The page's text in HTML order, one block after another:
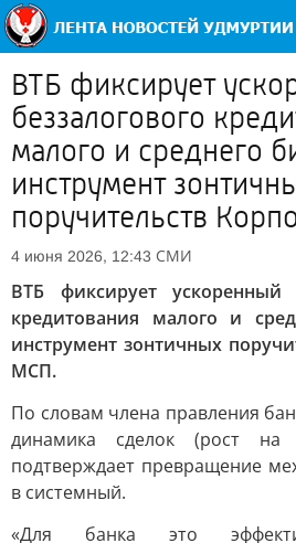
ВТБ фиксирует
беззалогового
малого и среднего
инструмент
поручительств
4 июня 2026, 12:43 СМИ
ВТБ фиксирует ускоренный
кредитования малого и
инструмент зонтичных
МСП.
По словам члена правления
динамика сделок (рост
подтверждает превращение
в системный.
«Для банка это